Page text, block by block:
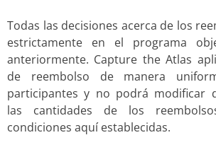
Todas las decisiones acerca de los
estrictamente en el programa
anteriormente. Capture the Atlas
de reembolso de manera
participantes y no podrá modificar
las cantidades de los
condiciones aquí establecidas.